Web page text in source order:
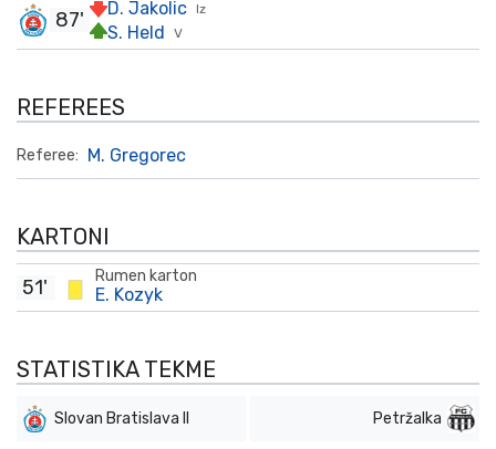
Iz
D. Jakolic
V
S. Held
87'
REFEREES
Referee: M. Gregorec
KARTONI
Rumen karton
E. Kozyk
51'
STATISTIKA TEKME
Slovan Bratislava II Petržalka